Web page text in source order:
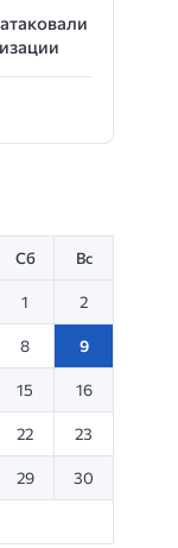
Сб Вс
1 2
8 9
15 16
22 23
29 30